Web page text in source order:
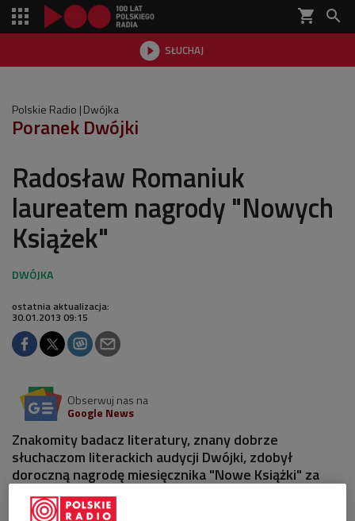
shopping_cart 
 SŁUCHAJ

Polskie Radio Dwójka
Poranek Dwójki
Radosław Romaniuk
laureatem nagrody "Nowych
Książek"
ostatnia aktualizacja:
30.01.2013 09:15
Obserwuj nas na
Google News
Znakomity badacz literatury, znany dobrze
słuchaczom literackich audycji Dwójki, zdobył
doroczną nagrodę miesięcznika "Nowe Książki" za
pierwszy tom nowej biografii Jarosława
Iwaszkiewicza "Inne życie".